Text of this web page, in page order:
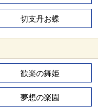
切支丹お蝶
歓楽の舞姫
夢想の楽園